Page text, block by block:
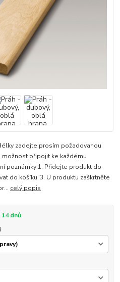
zadejte prosím požadovanou
možnost připojit ke každému
poznámky:1. Přidejte produkt do
do košíku"3. U produktu zaškrtněte
celý popis
dnů